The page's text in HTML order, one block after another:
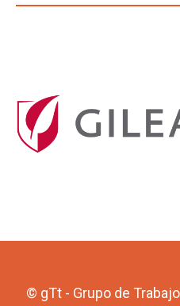
© gTt - Grupo de